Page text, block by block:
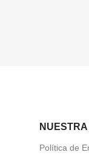
Política de